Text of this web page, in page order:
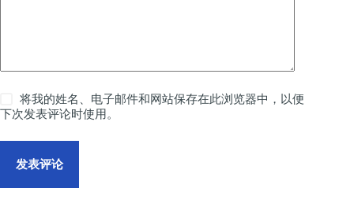
将我的姓名、电子邮件和网站保存在此浏览器中，以便
下次发表评论时使用。
发表评论